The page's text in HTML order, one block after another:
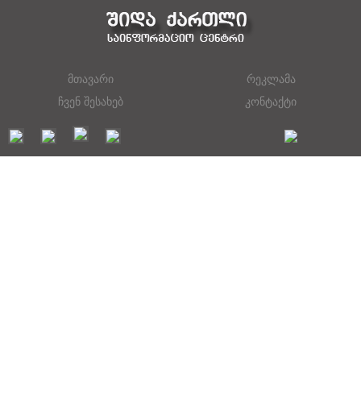
მთავარი
რეკლამა
ჩვენ შესახებ
კონტაქტი